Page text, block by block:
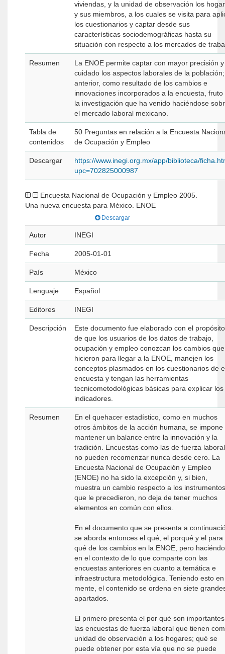
viviendas, y la unidad de observación los
y sus miembros, a los cuales se visita para
los cuestionarios y captar desde sus
características sociodemográficas hasta su
situación con respecto a los mercados de
Resumen
La ENOE permite captar con mayor precisión y
cuidado los aspectos laborales de la
anterior, como resultado de los cambios e
innovaciones incorporados a la encuesta, fruto
la investigación que ha venido haciéndose
el mercado laboral mexicano.
Tabla de
contenidos
50 Preguntas en relación a la Encuesta
de Ocupación y Empleo
Descargar
https://www.inegi.org.mx/app/biblioteca/
upc=702825000987
Una nueva encuesta para México. ENOE
Descargar
Autor INEGI
Fecha 2005-01-01
País México
Lenguaje Español
Editores INEGI
Descripción
Este documento fue elaborado con el propósito
de que los usuarios de los datos de trabajo,
ocupación y empleo conozcan los cambios
hicieron para llegar a la ENOE, manejen los
conceptos plasmados en los cuestionarios de
encuesta y tengan las herramientas
tecnicometodológicas básicas para explicar los
indicadores.
Resumen
En el quehacer estadístico, como en muchos
otros ámbitos de la acción humana, se impone
mantener un balance entre la innovación y la
tradición. Encuestas como las de fuerza laboral
no pueden recomenzar nunca desde cero. La
Encuesta Nacional de Ocupación y Empleo
(ENOE) no ha sido la excepción y, si bien,
muestra un cambio respecto a los instrumentos
que le precedieron, no deja de tener muchos
elementos en común con ellos.
En el documento que se presenta a
se aborda entonces el qué, el porqué y el para
qué de los cambios en la ENOE, pero
en el contexto de lo que comparte con las
encuestas anteriores en cuanto a temática e
infraestructura metodológica. Teniendo esto en
mente, el contenido se ordena en siete
apartados.
El primero presenta el por qué son importantes
las encuestas de fuerza laboral que tienen
unidad de observación a los hogares; qué se
puede obtener por esta vía que no se puede